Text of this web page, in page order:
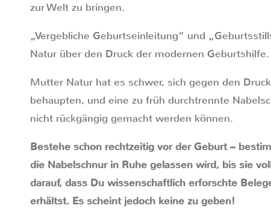
zur Welt zu bringen.
„Vergebliche Geburtseinleitung“ und
Natur über den Druck der modernen Geburtshilfe.
Mutter Natur hat es schwer, sich gegen den
behaupten, und eine zu früh durchtrennte
nicht rückgängig gemacht werden können.
Bestehe schon rechtzeitig vor der Geburt –
die Nabelschnur in Ruhe gelassen wird, bis sie
darauf, dass Du wissenschaftlich erforschte
erhältst. Es scheint jedoch keine zu geben!